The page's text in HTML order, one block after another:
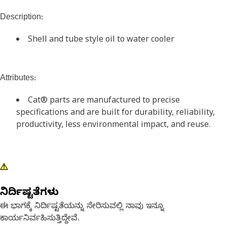
Description:
Shell and tube style oil to water cooler
Attributes:
Cat® parts are manufactured to precise
specifications and are built for durability, reliability,
productivity, less environmental impact, and reuse.
ನಿರ್ದಿಷ್ಟತೆಗಳು
ಈ ಭಾಗಕ್ಕೆ ನಿರ್ದಿಷ್ಟತೆಯನ್ನು ಸೇರಿಸುವಲ್ಲಿ ನಾವು ಇನ್ನೂ
ಕಾರ್ಯನಿರ್ವಹಿಸುತ್ತಿದ್ದೇವೆ.